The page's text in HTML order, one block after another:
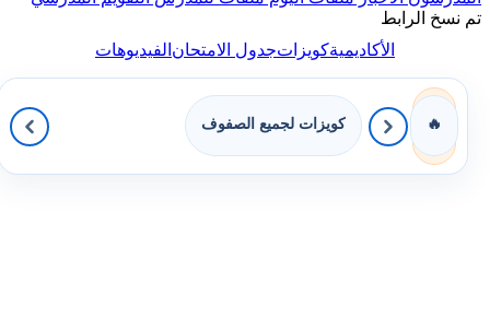
تم نسخ الرابط
الأكاديميةكويزاتجدول الامتحانالفيديوهات
🔥 كويزات لجميع الصفوف